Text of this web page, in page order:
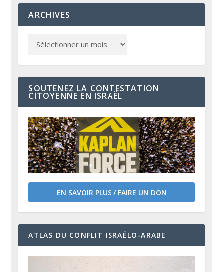
ARCHIVES
SOUTENEZ LA CONTESTATION
CITOYENNE EN ISRAËL
EN SAVOIR PLUS / FAIRE UN DON
ATLAS DU CONFLIT ISRAÉLO-ARABE